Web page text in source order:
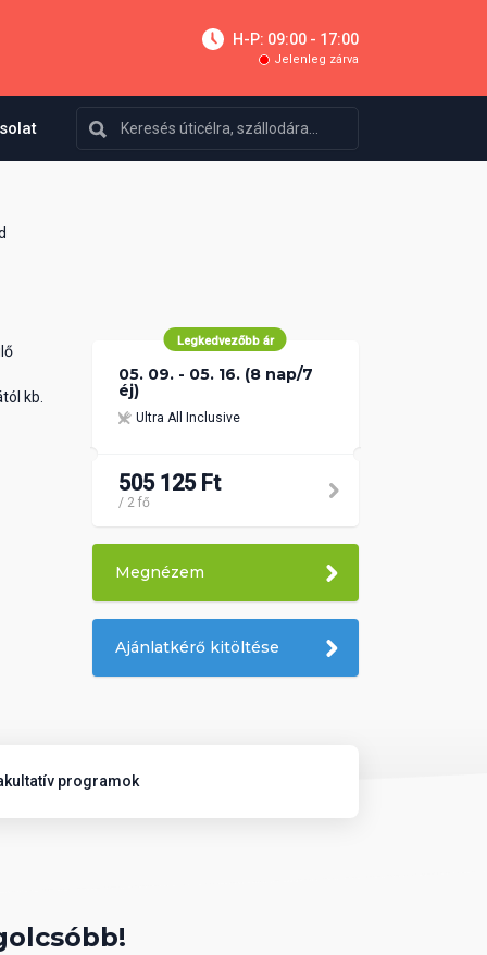
H-P: 09:00 - 17:00
Jelenleg zárva
kb.
Legkedvezőbb ár
05. 09. - 05. 16. (8 nap/7
éj)
Ultra All Inclusive
505 125 Ft
/ 2 fő
Megnézem
Ajánlatkérő kitöltése
programok